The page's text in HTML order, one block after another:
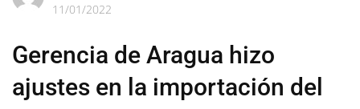
11/01/2022
Gerencia de Aragua hizo
ajustes en la importación del